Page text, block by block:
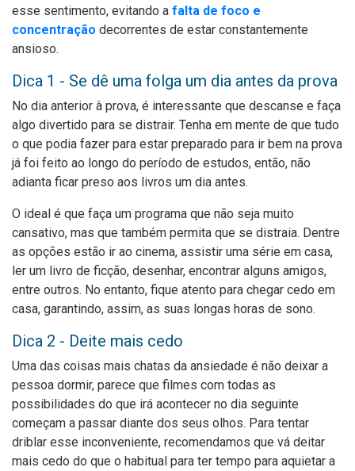
esse sentimento, evitando a falta de foco e
concentração decorrentes de estar constantemente
ansioso.
Dica 1 - Se dê uma folga um dia antes da prova
No dia anterior à prova, é interessante que descanse e faça
algo divertido para se distrair. Tenha em mente de que tudo
o que podia fazer para estar preparado para ir bem na prova
já foi feito ao longo do período de estudos, então, não
adianta ficar preso aos livros um dia antes.
O ideal é que faça um programa que não seja muito
cansativo, mas que também permita que se distraia. Dentre
as opções estão ir ao cinema, assistir uma série em casa,
ler um livro de ficção, desenhar, encontrar alguns amigos,
entre outros. No entanto, fique atento para chegar cedo em
casa, garantindo, assim, as suas longas horas de sono.
Dica 2 - Deite mais cedo
Uma das coisas mais chatas da ansiedade é não deixar a
pessoa dormir, parece que filmes com todas as
possibilidades do que irá acontecer no dia seguinte
começam a passar diante dos seus olhos. Para tentar
driblar esse inconveniente, recomendamos que vá deitar
mais cedo do que o habitual para ter tempo para aquietar a